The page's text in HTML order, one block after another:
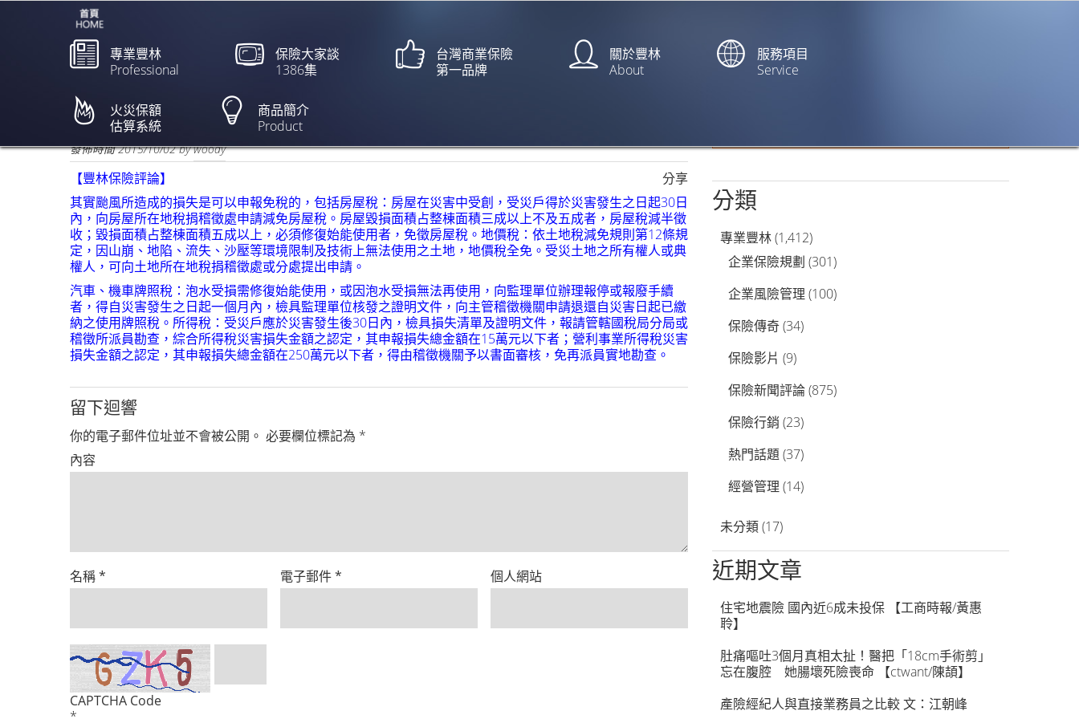
專業豐林
Professional
保險大家談
1386集
台灣商業保險
第一品牌
關於豐林
About
服務項目
Service
火災保額
估算系統
商品簡介
Product
杼】
欲閱讀全文請點上列新聞標題
發佈時間2015/10/02bywoody
分享
【豐林保險評論】
其實颱風所造成的損失是可以申報免稅的，包括房屋稅：房屋在災害中受創，受災戶得於災害發生之日起30日
內，向房屋所在地稅捐稽徵處申請減免房屋稅。房屋毀損面積占整棟面積三成以上不及五成者，房屋稅減半徵
收；毀損面積占整棟面積五成以上，必須修復始能使用者，免徵房屋稅。地價稅：依土地稅減免規則第12條規
定，因山崩、地陷、流失、沙壓等環境限制及技術上無法使用之土地，地價稅全免。受災土地之所有權人或典
權人，可向土地所在地稅捐稽徵處或分處提出申請。
汽車、機車牌照稅：泡水受損需修復始能使用，或因泡水受損無法再使用，向監理單位辦理報停或報廢手續
者，得自災害發生之日起一個月內，檢具監理單位核發之證明文件，向主管稽徵機關申請退還自災害日起已繳
納之使用牌照稅。所得稅：受災戶應於災害發生後30日內，檢具損失清單及證明文件，報請管轄國稅局分局或
稽徵所派員勘查，綜合所得稅災害損失金額之認定，其申報損失總金額在15萬元以下者；營利事業所得稅災害
損失金額之認定，其申報損失總金額在250萬元以下者，得由稽徵機關予以書面審核，免再派員實地勘查。
留下迴響
你的電子郵件位址並不會被公開。 必要欄位標記為 *
內容
名稱* 電子郵件* 個人網站
CAPTCHA Code
分類
專業豐林(1,412)
企業保險規劃 (301)
企業風險管理 (100)
保險傳奇(34)
保險影片 (9)
保險新聞評論(875)
保險行銷 (23)
熱門話題(37)
經營管理 (14)
未分類(17)
近期文章
住宅地震險 國內近6成未投保 【工商時報/黃惠
聆】
肚痛嘔吐3個月真相太扯！醫把「18cm手術剪」
忘在腹腔 她腸壞死險喪命 【ctwant/陳頡】
產險經紀人與直接業務員之比較 文：江朝峰